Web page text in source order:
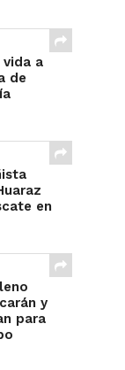
vida a
de
en
y
para